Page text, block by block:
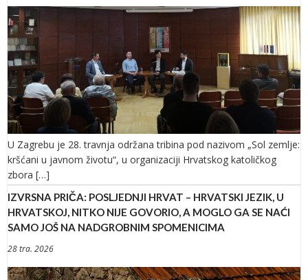
U Zagrebu je 28. travnja održana tribina pod nazivom „Sol zemlje:
kršćani u javnom životu“, u organizaciji Hrvatskog katoličkog
zbora […]
IZVRSNA PRIČA: POSLJEDNJI HRVAT – HRVATSKI JEZIK, U
HRVATSKOJ, NITKO NIJE GOVORIO, A MOGLO GA SE NAĆI
SAMO JOŠ NA NADGROBNIM SPOMENICIMA
28 tra. 2026